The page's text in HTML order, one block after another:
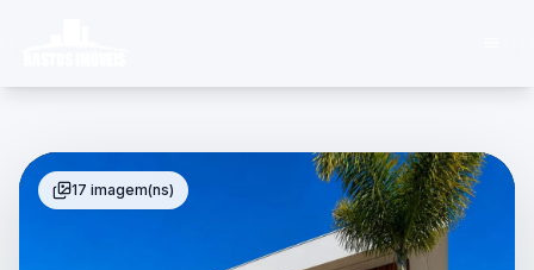
17 imagem(ns)